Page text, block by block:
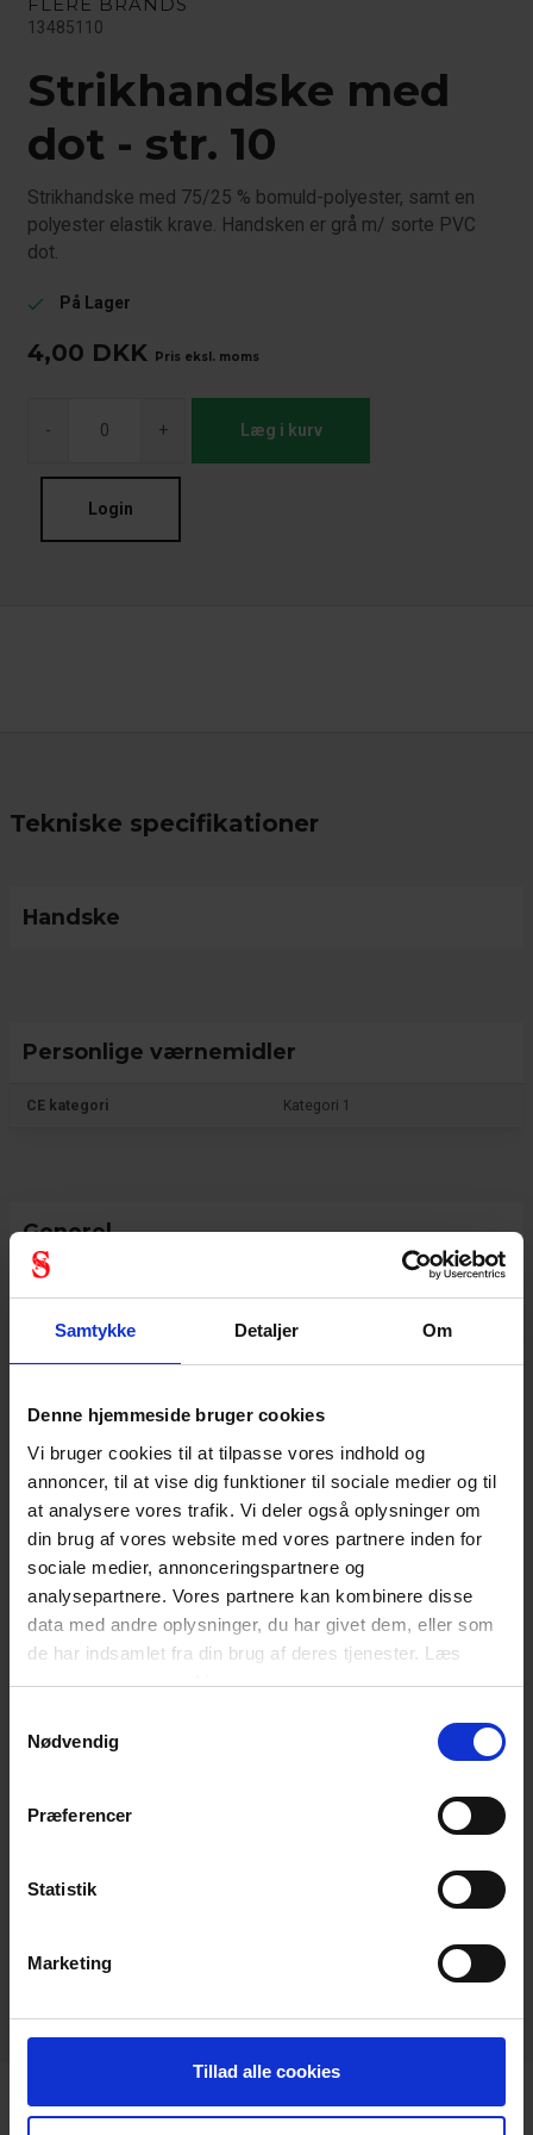
Samtykke Detaljer Om
Denne hjemmeside bruger cookies
Vi bruger cookies til at tilpasse vores indhold og
annoncer, til at vise dig funktioner til sociale medier og til
at analysere vores trafik. Vi deler også oplysninger om
din brug af vores website med vores partnere inden for
sociale medier, annonceringspartnere og
analysepartnere. Vores partnere kan kombinere disse
data med andre oplysninger, du har givet dem, eller som
de har indsamlet fra din brug af deres tjenester. Læs
mere omvores cookies
Nødvendig
Præferencer
Statistik
Marketing
Tillad alle cookies
13485110
Strikhandske med
dot - str. 10
Strikhandske med 75/25 % bomuld-polyester, samt en
polyester elastik krave. Handsken er grå m/ sorte PVC
dot.
check På Lager
4,00 DKK Pris eksl. moms
- + Læg i kurv
Login
Tekniske specifikationer
Handske
Personlige værnemidler
CE kategori Kategori 1
Generel
Standard EN420